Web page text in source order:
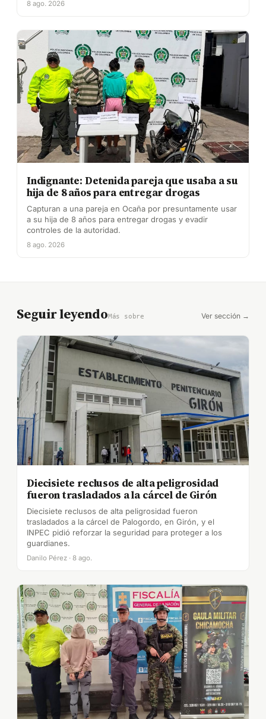
8 ago. 2026
Indignante: Detenida pareja que usaba a su
hija de 8 años para entregar drogas
Capturan a una pareja en Ocaña por presuntamente usar
a su hija de 8 años para entregar drogas y evadir
controles de la autoridad.
8 ago. 2026
Seguir leyendoMás sobre Ver sección →
Diecisiete reclusos de alta peligrosidad
fueron trasladados a la cárcel de Girón
Diecisiete reclusos de alta peligrosidad fueron
trasladados a la cárcel de Palogordo, en Girón, y el
INPEC pidió reforzar la seguridad para proteger a los
guardianes.
Danilo Pérez · 8 ago.